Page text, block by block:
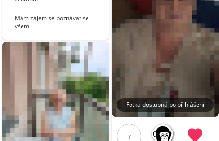
Mám zájem se poznávat se
všemi
Fotka dostupná po přihlášení
?